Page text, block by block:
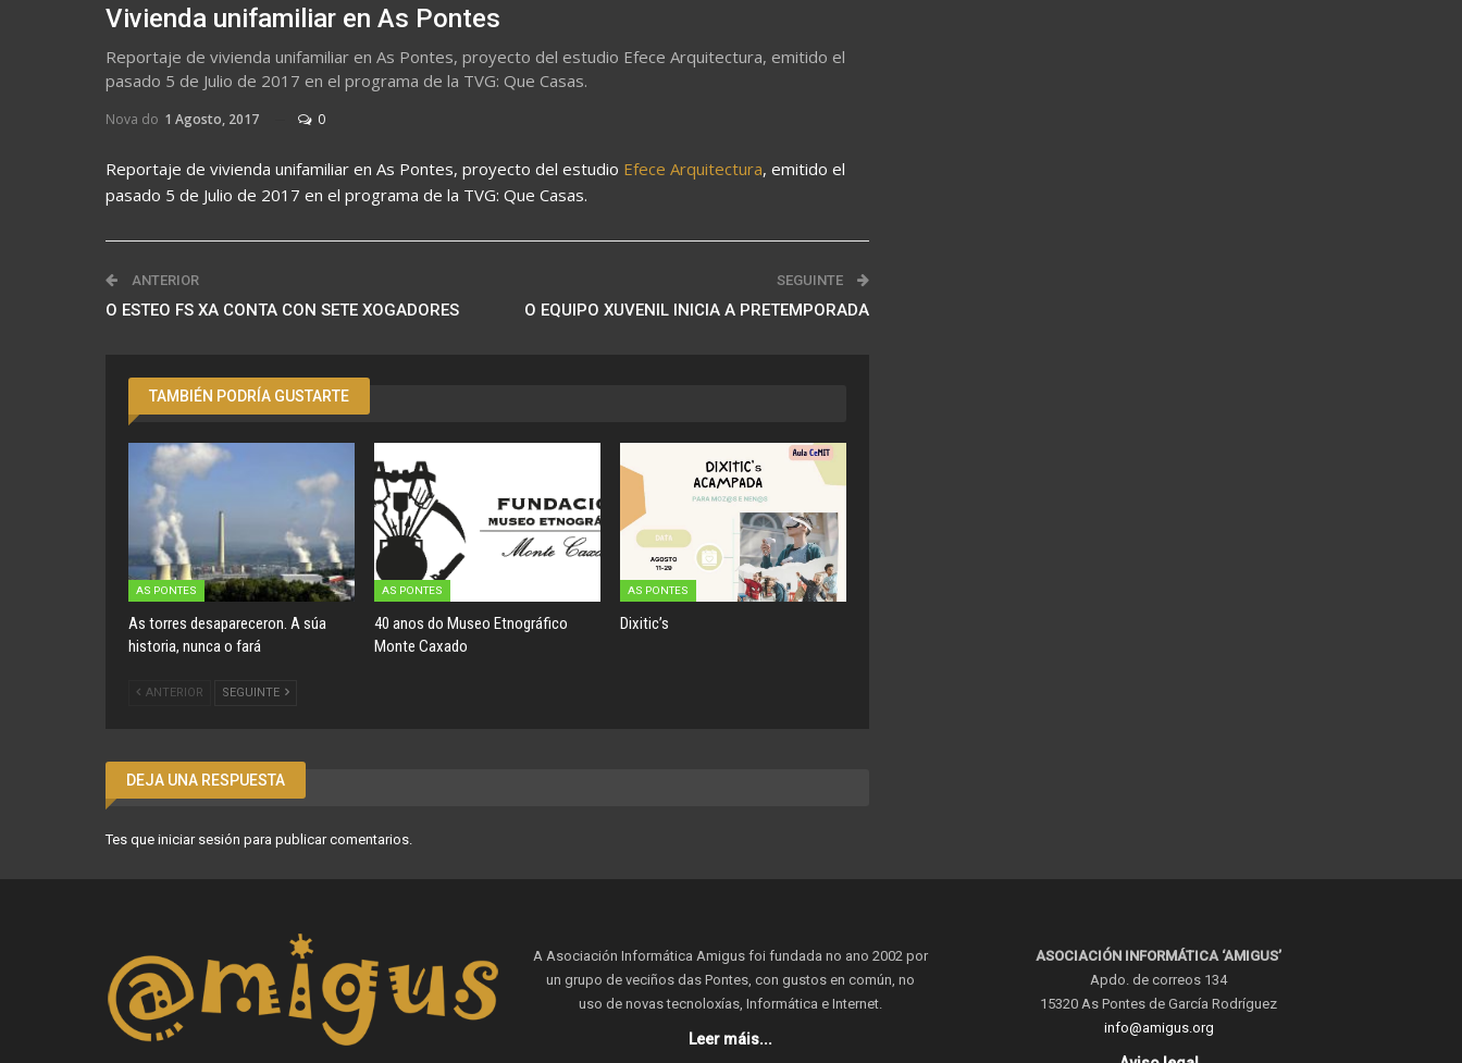
Vivienda unifamiliar en As Pontes
Reportaje de vivienda unifamiliar en As Pontes, proyecto del estudio Efece Arquitectura, emitido el
pasado 5 de Julio de 2017 en el programa de la TVG: Que Casas.
Nova do 1 Agosto, 2017 0
Reportaje de vivienda unifamiliar en As Pontes, proyecto del estudio Efece Arquitectura, emitido el
pasado 5 de Julio de 2017 en el programa de la TVG: Que Casas.
ANTERIOR
O ESTEO FS XA CONTA CON SETE XOGADORES
SEGUINTE
O EQUIPO XUVENIL INICIA A PRETEMPORADA
TAMBIÉN PODRÍA GUSTARTE
AS PONTES
As torres desapareceron. A súa
historia, nunca o fará
AS PONTES
40 anos do Museo Etnográfico
Monte Caxado
AS PONTES
Dixitic’s
ANTERIOR SEGUINTE
DEJA UNA RESPUESTA
Tes que iniciar sesión para publicar comentarios.
A Asociación Informática Amigus foi fundada no ano 2002 por
un grupo de veciños das Pontes, con gustos en común, no
uso de novas tecnoloxías, Informática e Internet.
Leer máis...
ASOCIACIÓN INFORMÁTICA ‘AMIGUS’
Apdo. de correos 134
15320 As Pontes de García Rodríguez
info@amigus.org